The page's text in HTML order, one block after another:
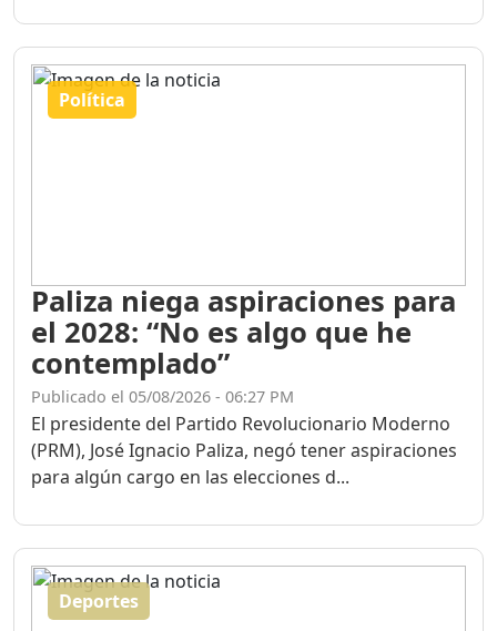
Política
Paliza niega aspiraciones para
el 2028: “No es algo que he
contemplado”
Publicado el 05/08/2026 - 06:27 PM
El presidente del Partido Revolucionario Moderno
(PRM), José Ignacio Paliza, negó tener aspiraciones
para algún cargo en las elecciones d...
Deportes